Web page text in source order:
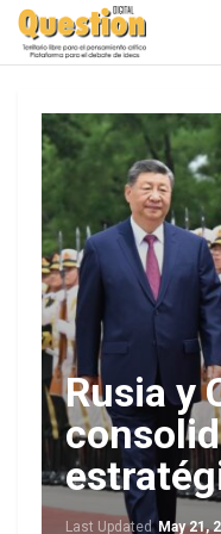
Rusia y
Last Updated May 21,